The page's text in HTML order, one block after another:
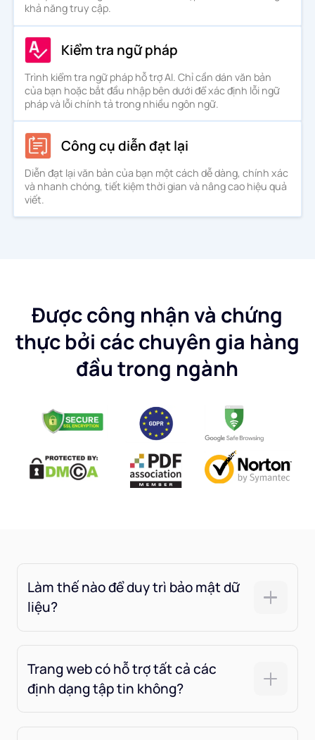
khả năng truy cập.
Kiểm tra ngữ pháp
Trình kiểm tra ngữ pháp hỗ trợ AI. Chỉ cần dán văn bản
của bạn hoặc bắt đầu nhập bên dưới để xác định lỗi ngữ
pháp và lỗi chính tả trong nhiều ngôn ngữ.
Công cụ diễn đạt lại
Diễn đạt lại văn bản của bạn một cách dễ dàng, chính xác
và nhanh chóng, tiết kiệm thời gian và nâng cao hiệu quả
viết.
Được công nhận và chứng
thực bởi các chuyên gia hàng
đầu trong ngành
Làm thế nào để duy trì bảo mật dữ
liệu?
Trang web có hỗ trợ tất cả các
định dạng tập tin không?